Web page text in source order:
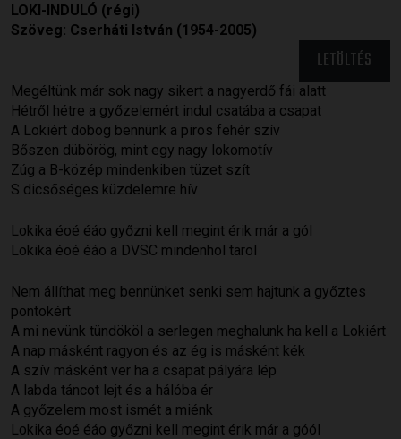
LOKI-INDULÓ (régi)
Szöveg: Cserháti István (1954-2005)
LETÖLTÉS
Megéltünk már sok nagy sikert a nagyerdő fái alatt
Hétről hétre a győzelemért indul csatába a csapat
A Lokiért dobog bennünk a piros fehér szív
Bőszen dübörög, mint egy nagy lokomotív
Zúg a B-közép mindenkiben tüzet szít
S dicsőséges küzdelemre hív
Lokika éoé éáo győzni kell megint érik már a gól
Lokika éoé éáo a DVSC mindenhol tarol
Nem állíthat meg bennünket senki sem hajtunk a győztes
pontokért
A mi nevünk tündököl a serlegen meghalunk ha kell a Lokiért
A nap másként ragyon és az ég is másként kék
A szív másként ver ha a csapat pályára lép
A labda táncot lejt és a hálóba ér
A győzelem most ismét a miénk
Lokika éoé éáo győzni kell megint érik már a góól